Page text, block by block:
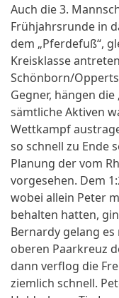
Auch die 3.
Frühjahrsrunde in
dem „Pferdefuß“,
Kreisklasse
Schönborn/
Gegner, hängen die
sämtliche Aktiven
Wettkampf
so schnell zu Ende
Planung der vom
vorgesehen. Dem
wobei allein Peter
behalten hatten,
Bernardy gelang
oberen Paarkreuz
dann verflog die
ziemlich schnell.